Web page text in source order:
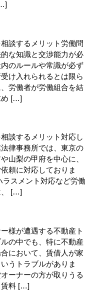
談するメリット労働問
な知識と交渉能力が必
のルールや常識が必ず
け入れられるとは限ら
労働者が労働組合を結
め […]
談するメリット対応し
律事務所では、東京の
山梨の甲府を中心に、
頼に対応しておりま
スメント対応など労働
、 […]
様が遭遇する不動産ト
の中でも、特に不動産
において、賃借人が家
うトラブルがありま
ーナーの方が取りうる
賃料 […]